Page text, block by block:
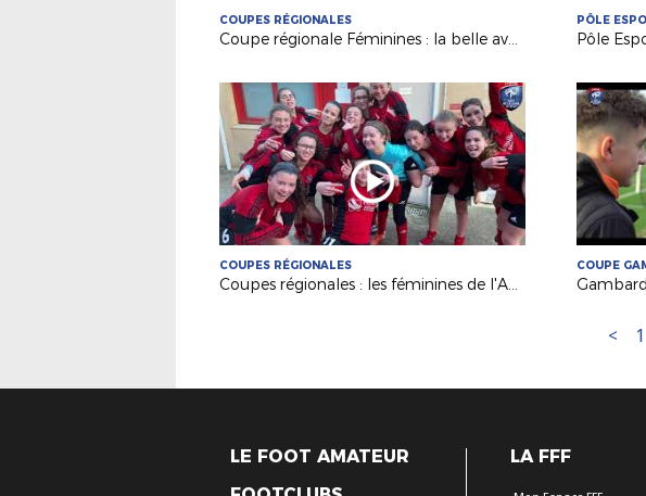
COUPES RÉGIONALES
Coupe régionale Féminines : la belle aventure de l'AC Nort sur Erdre
PÔLE
COUPES RÉGIONALES
Coupes régionales : les féminines de l'AEPR Rezé au déif du FC Nantes
COUPE
< 1
LE FOOT AMATEUR
LA FFF